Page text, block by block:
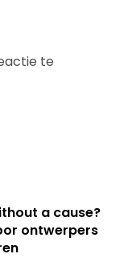
te
a cause?
ontwerpers